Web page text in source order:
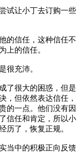
让小丁去订购一些
信任，这种信任不
上的信任。
充沛。
很大的困惑，但是
，但依然表达信任，
的一点。他们没有因
信任和肯定，所以小
历了，恢复正规。
中的积极正向反馈